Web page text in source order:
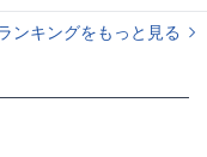
ンキングをもっと見る